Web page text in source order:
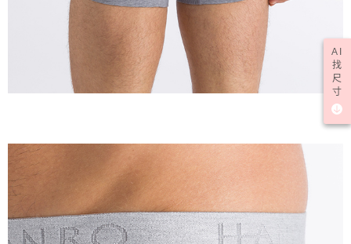
AI
找
尺
寸